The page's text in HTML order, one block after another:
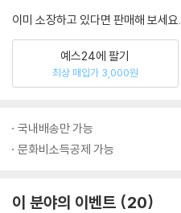
이미 소장하고 있다면 판매해 보세요.
예스24에 팔기
최상 매입가 3,000원
국내배송만 가능
문화비소득공제 가능
이 분야의 이벤트 20